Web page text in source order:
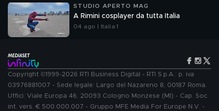
STUDIO APERTO MAG
A Rimini cosplayer da tutta Italia
04 ago | Italia 1
Copyright ©1999-2026 RTI Business Digital - RTI S.p.A.: p. iva
03976881007 - Sede legale: Largo del Nazareno 8, 00187 Roma.
Uffici: Viale Europa 46, 20093 Cologno Monzese (MI) - Cap. Soc.
int. vers. € 500.000.007 - Gruppo MFE Media For Europe N.V. -